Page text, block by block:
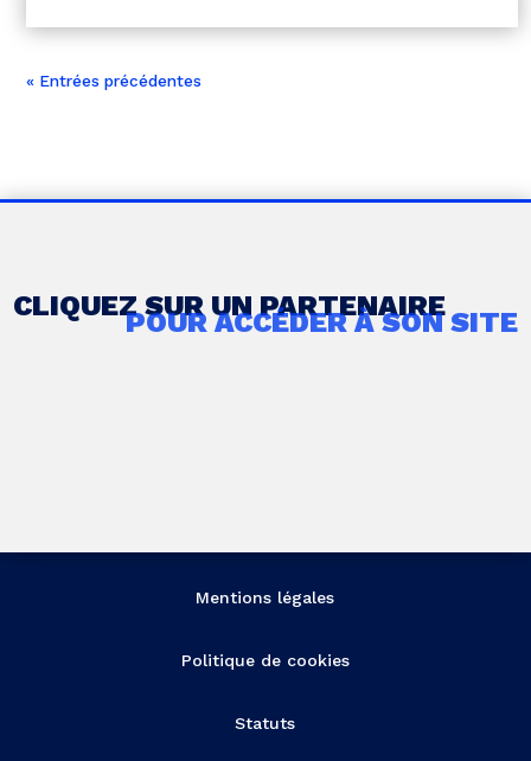
« Entrées précédentes
CLIQUEZ SUR UN PARTENAIRE
POUR ACCÉDER À SON SITE
Mentions légales
Politique de cookies
Statuts